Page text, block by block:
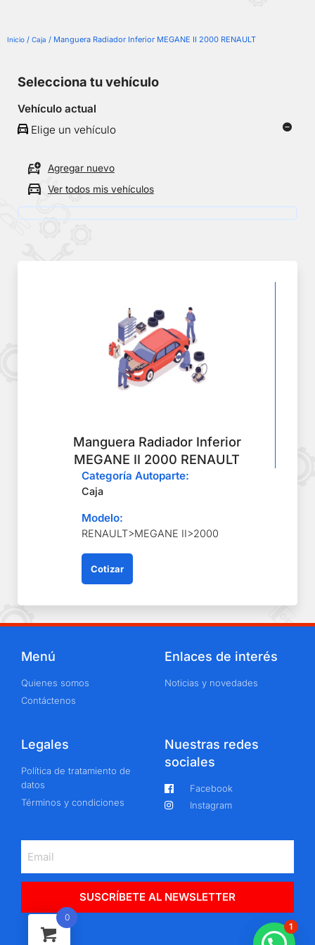
Inicio / Caja / Manguera Radiador Inferior MEGANE II 2000 RENAULT
Selecciona tu vehículo
Vehículo actual
Elige un vehículo
Agregar nuevo
Ver todos mis vehículos
Manguera Radiador Inferior
MEGANE II 2000 RENAULT
Categoría Autoparte:
Caja
Modelo:
RENAULT>MEGANE II>2000
Cotizar
Menú
Quienes somos
Contáctenos
Enlaces de interés
Noticias y novedades
Legales
Política de tratamiento de
datos
Términos y condiciones
Nuestras redes
sociales
Facebook
Instagram
SUSCRÍBETE AL NEWSLETTER
0
1